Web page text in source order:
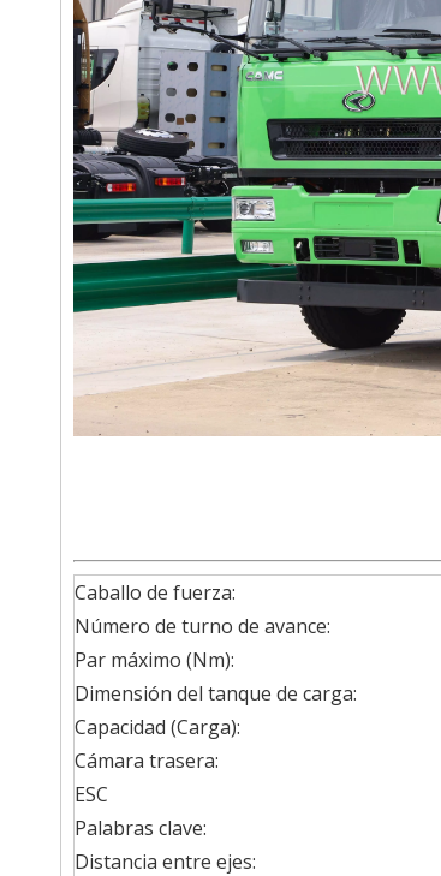
Caballo de fuerza:
Número de turno de avance:
Par máximo (Nm):
Dimensión del tanque de carga:
Capacidad (Carga):
Cámara trasera:
ESC
Palabras clave:
Distancia entre ejes: